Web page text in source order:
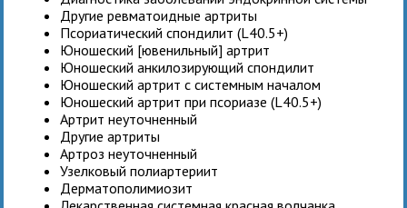
Другие ревматоидные артриты
Псориатический спондилит (L40.5+)
Юношеский [ювенильный] артрит
Юношеский анкилозирующий спондилит
Юношеский артрит с системным началом
Юношеский артрит при псориазе (L40.5+)
Артрит неуточненный
Другие артриты
Артроз неуточненный
Узелковый полиартериит
Дерматополимиозит